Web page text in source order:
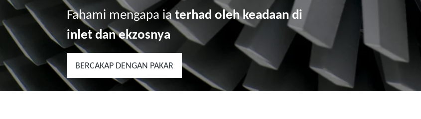
Fahami mengapa iaterhad oleh keadaan di
inlet dan ekzosnya
BERCAKAP DENGAN PAKAR